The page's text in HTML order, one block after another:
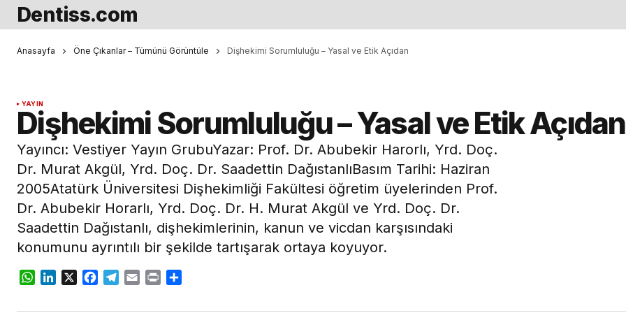
Dentiss.com
Anasayfa Öne Çıkanlar – Tümünü Görüntüle Dişhekimi Sorumluluğu – Yasal ve Etik Açıdan
YAYIN
Dişhekimi Sorumluluğu – Yasal ve Etik Açıdan
Yayıncı: Vestiyer Yayın GrubuYazar: Prof. Dr. Abubekir Harorlı, Yrd. Doç.
Dr. Murat Akgül, Yrd. Doç. Dr. Saadettin DağıstanlıBasım Tarihi: Haziran
2005Atatürk Üniversitesi Dişhekimliği Fakültesi öğretim üyelerinden Prof.
Dr. Abubekir Horarlı, Yrd. Doç. Dr. H. Murat Akgül ve Yrd. Doç. Dr.
Saadettin Dağıstanlı, dişhekimlerinin, kanun ve vicdan karşısındaki
konumunu ayrıntılı bir şekilde tartışarak ortaya koyuyor.
WhatsApp
LinkedIn
X Facebook
Telegram
Email Print